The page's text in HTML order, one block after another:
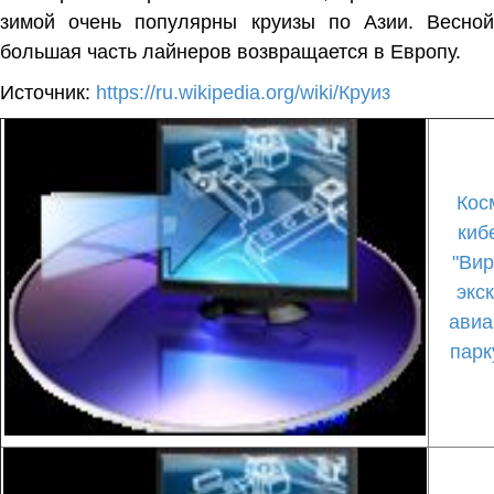
зимой очень популярны круизы по
Азии. Весной
большая часть лайнеров возвращается в Европу.
Источник: https://ru.wikipedia.org/wiki/Круиз